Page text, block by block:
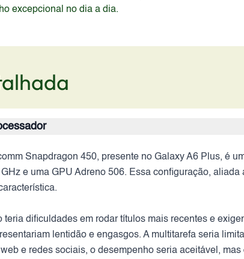
excepcional no dia a dia.
Snapdragon 450, presente no Galaxy A6 Plus, é
e uma GPU Adreno 506. Essa configuração,
teria dificuldades em rodar títulos mais recentes e
lentidão e engasgos. A multitarefa seria
e redes sociais, o desempenho seria aceitável, mas